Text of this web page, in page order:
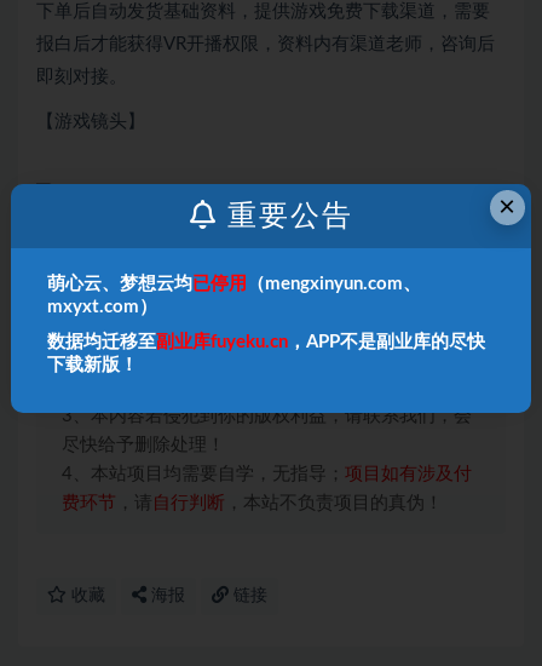
下单后自动发货基础资料，提供游戏免费下载渠道，需要
报白后才能获得VR开播权限，资料内有渠道老师，咨询后
即刻对接。
【游戏镜头】
本站声明：
1、本内容转载于网络，版权归原作者所有！
2、本站仅提供信息存储空间服务，不拥有所有权，
3、本内容若侵犯到你的版权利益，请联系我们，会
尽快给予删除处理！
4、本站项目均需要自学，无指导； 项目如有涉及付
费环节 ，请 自行判断 ，本站不负责项目的真伪！
收藏 海报 链接
×
重要公告
萌心云、梦想云均 已停用
（mengxinyun.com、
mxyxt.com）
数据均迁移至副业库fuyeku.cn ，APP不是副业库的尽快
下载新版！